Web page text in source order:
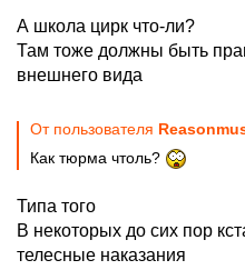
А школа цирк что-ли?
Там тоже должны быть
внешнего вида
От пользователя
Как тюрма чтоль?
Типа того
В некоторых до сих пор
телесные наказания